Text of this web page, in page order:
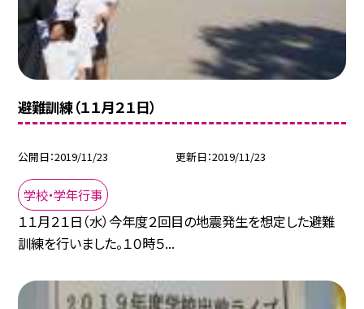
避難訓練（１１月２１日）
公開日 2019/11/23 更新日 2019/11/23
学校・学年行事
１１月２１日（水）今年度２回目の地震発生を想定した避難
訓練を行いました。１０時５...